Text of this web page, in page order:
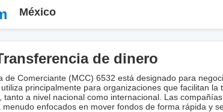
México
de dinero
de Comerciante (MCC) 6532 está designado para
principalmente para organizaciones que facilitan
tanto a nivel nacional como internacional. Las
enfocados en mover fondos de forma rápida y